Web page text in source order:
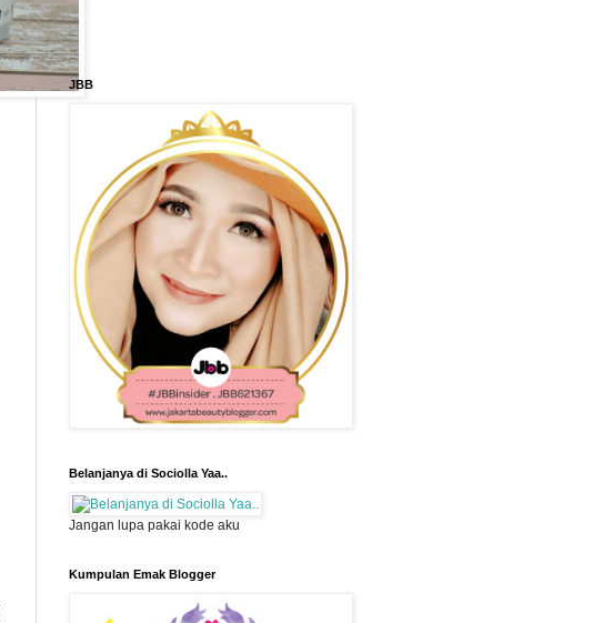
JBB
Belanjanya di Sociolla Yaa..
Jangan lupa pakai kode aku
Kumpulan Emak Blogger